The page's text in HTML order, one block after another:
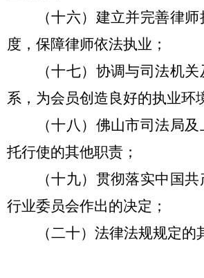
（十六）建立并完善律
度，保障律师依法执业；
（十七）协调与司法机
系，为会员创造良好的执业环
（十八）佛山市司法局
托行使的其他职责；
（十九）贯彻落实中国
行业委员会作出的决定；
（二十）法律法规规定的